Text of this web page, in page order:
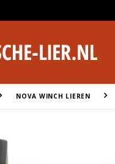
NOVA WINCH LIEREN